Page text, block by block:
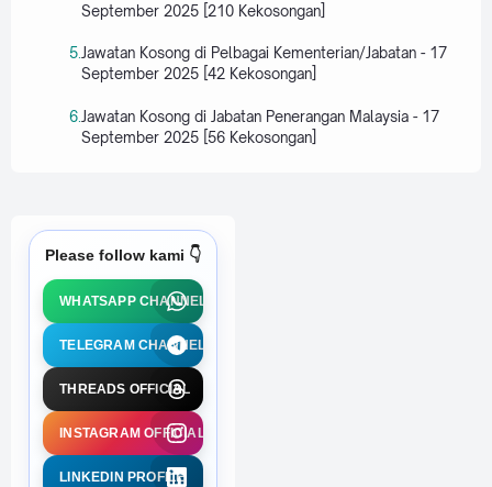
September 2025 [210 Kekosongan]
Jawatan Kosong di Pelbagai Kementerian/Jabatan - 17
September 2025 [42 Kekosongan]
Jawatan Kosong di Jabatan Penerangan Malaysia - 17
September 2025 [56 Kekosongan]
Please follow kami 👇
WHATSAPP CHANNEL
TELEGRAM CHANNEL
THREADS OFFICIAL
INSTAGRAM OFFICIAL
LINKEDIN PROFILE